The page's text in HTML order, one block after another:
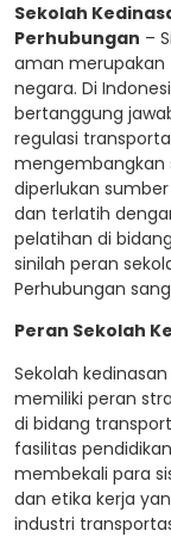
Sekolah
Perhubungan –
aman merupakan
negara. Di
bertanggung
regulasi
mengembangkan
diperlukan
dan terlatih
pelatihan di
sinilah peran
Perhubungan
Peran Sekolah
Sekolah
memiliki peran
di bidang
fasilitas
membekali para
dan etika kerja
industri